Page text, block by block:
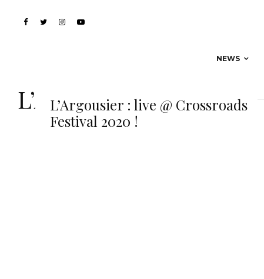
NEWS
L’Argousier
L’Argousier : live @ Crossroads
Festival 2020 !